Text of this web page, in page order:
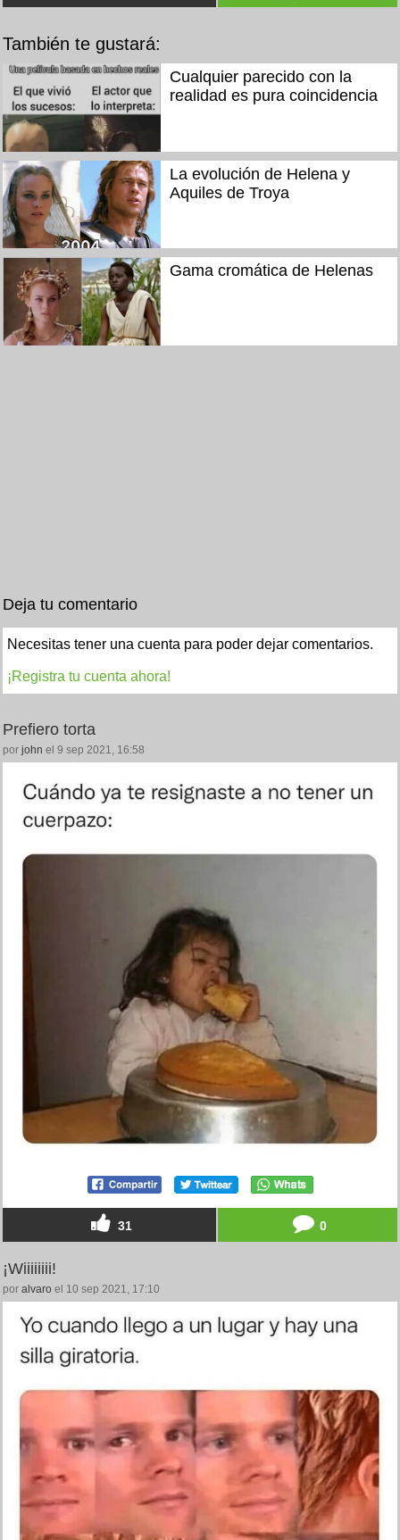
También te gustará:
Cualquier parecido con la
realidad es pura coincidencia
La evolución de Helena y
Aquiles de Troya
Gama cromática de Helenas
Deja tu comentario
Necesitas tener una cuenta para poder dejar comentarios.
¡Registra tu cuenta ahora!
Prefiero torta
por john el 9 sep 2021, 16:58
31 0
¡Wiiiiiiii!
por alvaro el 10 sep 2021, 17:10